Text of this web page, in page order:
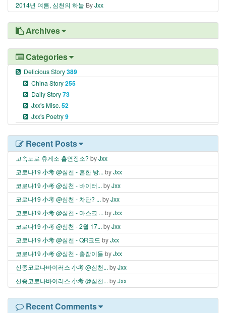
2014년 여름, 심천의 하늘 ByJxx
Archives
Categories
Delicious Story389
China Story255
Daily Story73
Jxx's Misc. 52
Jxx's Poetry9
Recent Posts
고속도로 휴게소 흡연장소? byJxx
코로나19 小考 @심천 - 흔한 방... byJxx
코로나19 小考 @심천 - 바이러... byJxx
코로나19 小考 @심천 - 차단? ... byJxx
코로나19 小考 @심천 - 마스크 ... byJxx
코로나19 小考 @심천 - 2월 17... byJxx
코로나19 小考 @심천 - QR코드 byJxx
코로나19 小考 @심천 - 총잡이들 byJxx
신종코로나바이러스 小考 @심천... byJxx
신종코로나바이러스 小考 @심천... byJxx
Recent Comments